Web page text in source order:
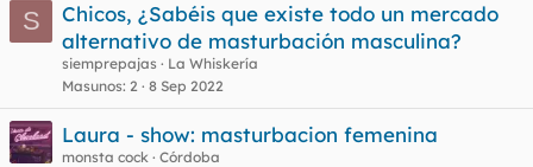
S
Chicos, ¿Sabéis que existe todo un mercado
alternativo de masturbación masculina?
siemprepajas
La Whiskería
Masunos 2 8 Sep 2022
Laura - show: masturbacion femenina
monsta cock Córdoba